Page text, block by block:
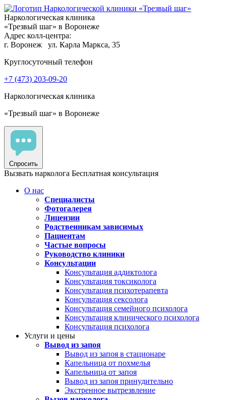
Наркологическая клиника
«Трезвый шаг» в Воронеже
Адрес колл-центра:
г. Воронеж
ул. Карла Маркса, 35
Круглосуточный телефон
+7 (473) 203-09-20
Наркологическая клиника
«Трезвый шаг» в Воронеже
Спросить
Вызвать нарколога Бесплатная консультация
О нас
Специалисты
Фотогалерея
Лицензии
Родственникам зависимых
Пациентам
Частые вопросы
Руководство клиники
Консультации
Консультация аддиктолога
Консультация токсиколога
Консультация психотерапевта
Консультация сексолога
Консультация семейного психолога
Консультация клинического психолога
Консультация психолога
Услуги и цены
Вывод из запоя
Вывод из запоя в стационаре
Капельница от похмелья
Капельница от запоя
Вывод из запоя принудительно
Экстренное вытрезвление